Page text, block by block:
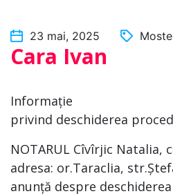
23 mai, 2025
Cara Ivan
Informație
privind deschiderea
NOTARUL Cîvîrjic Natalia,
adresa: or.Taraclia,
anunță despre